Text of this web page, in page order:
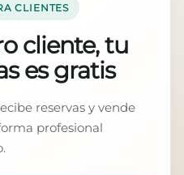
CLIENTES
cliente, tu
es gratis
reservas y vende
profesional